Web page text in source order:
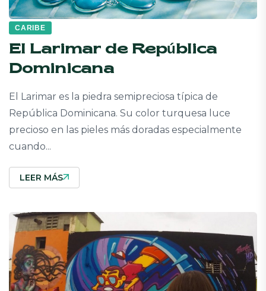
CARIBE
El Larimar de República
Dominicana
El Larimar es la piedra semipreciosa típica de
República Dominicana. Su color turquesa luce
precioso en las pieles más doradas especialmente
cuando...
LEER MÁS